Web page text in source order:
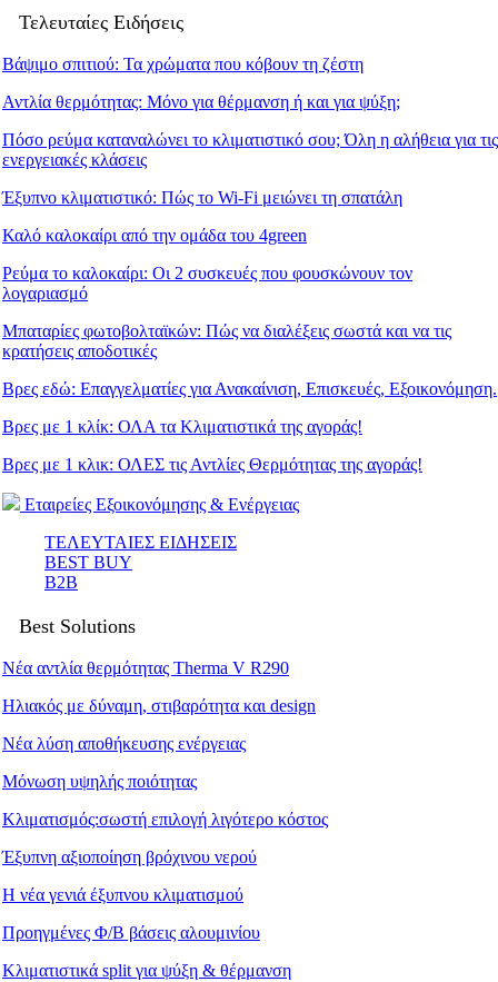
Remaining
Time
-0:00
Τελευταίες Ειδήσεις
Βάψιμο σπιτιού: Τα χρώματα που κόβουν τη ζέστη
Αντλία θερμότητας: Μόνο για θέρμανση ή και για ψύξη;
Πόσο ρεύμα καταναλώνει το κλιματιστικό σου; Όλη η αλήθεια για τις
ενεργειακές κλάσεις
Έξυπνο κλιματιστικό: Πώς το Wi-Fi μειώνει τη σπατάλη
Καλό καλοκαίρι από την ομάδα του 4green
Ρεύμα το καλοκαίρι: Οι 2 συσκευές που φουσκώνουν τον
λογαριασμό
Μπαταρίες φωτοβολταϊκών: Πώς να διαλέξεις σωστά και να τις
κρατήσεις αποδοτικές
Βρες εδώ: Eπαγγελματίες για Ανακαίνιση, Επισκευές, Εξοικονόμηση.
Βρες με 1 κλίκ: ΟΛΑ τα Κλιματιστικά της αγοράς!
Βρες με 1 κλικ: ΟΛΕΣ τις Αντλίες Θερμότητας της αγοράς!
Εταιρείες Εξοικονόμησης & Ενέργειας
ΤΕΛΕΥΤΑΙΕΣ ΕΙΔΗΣΕΙΣ
BEST BUY
B2B
Best Solutions
Νέα αντλία θερμότητας Therma V R290
Ηλιακός με δύναμη, στιβαρότητα και design
Νέα λύση αποθήκευσης ενέργειας
Μόνωση υψηλής ποιότητας
Κλιματισμός:σωστή επιλογή λιγότερο κόστος
Έξυπνη αξιοποίηση βρόχινου νερού
Η νέα γενιά έξυπνου κλιματισμού
Προηγμένες Φ/Β βάσεις αλουμινίου
Κλιματιστικά split για ψύξη & θέρμανση